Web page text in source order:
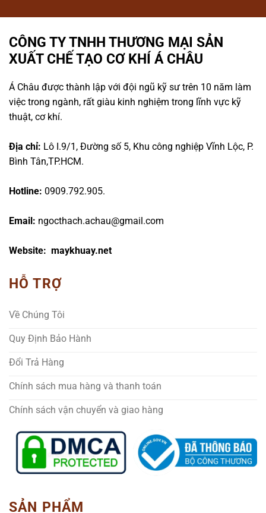
CÔNG TY TNHH THƯƠNG MẠI SẢN
XUẤT CHẾ TẠO CƠ KHÍ Á CHÂU
Á Châu được thành lập với đội ngũ kỹ sư trên 10 năm làm
việc trong ngành, rất giàu kinh nghiệm trong lĩnh vực kỹ
thuật, cơ khí.
Địa chỉ: Lô I.9/1, Đường số 5, Khu công nghiệp Vĩnh Lộc, P.
Bình Tân,TP.HCM.
Hotline: 0909.792.905.
Email: ngocthach.achau@gmail.com
Website: maykhuay.net
HỖ TRỢ
Về Chúng Tôi
Quy Định Bảo Hành
Đổi Trả Hàng
Chính sách mua hàng và thanh toán
Chính sách vận chuyển và giao hàng
SẢN PHẨM